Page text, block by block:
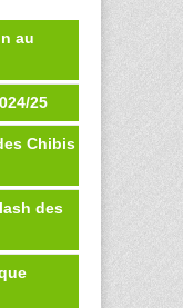
au
25
Chibis
des